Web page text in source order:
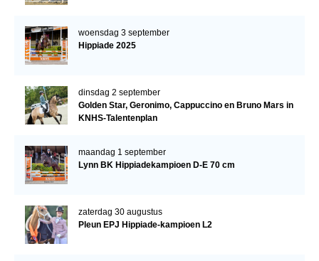
woensdag 3 september
Hippiade 2025
dinsdag 2 september
Golden Star, Geronimo, Cappuccino en Bruno Mars in
KNHS-Talentenplan
maandag 1 september
Lynn BK Hippiadekampioen D-E 70 cm
zaterdag 30 augustus
Pleun EPJ Hippiade-kampioen L2